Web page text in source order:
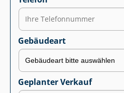
Gebäudeart
Geplanter Verkauf